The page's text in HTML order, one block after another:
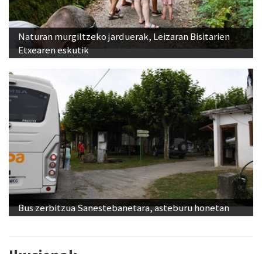
Naturan murgiltzeko jarduerak, Leizaran Bisitarien
Etxearen eskutik
Bus zerbitzua Sanestebanetara, asteburu honetan